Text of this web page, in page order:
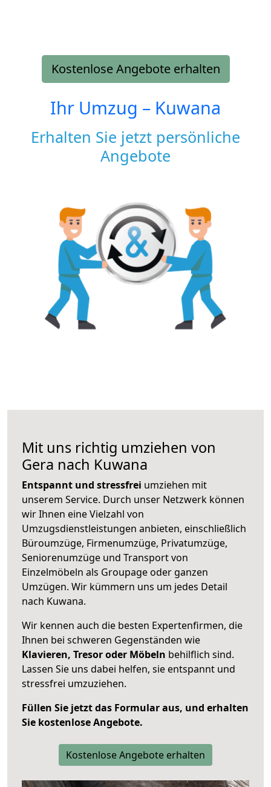
Kostenlose Angebote erhalten
Ihr Umzug – Kuwana
Erhalten Sie jetzt persönliche
Angebote
Mit uns richtig umziehen von
Gera nach Kuwana
Entspannt und stressfrei umziehen mit
unserem Service. Durch unser Netzwerk können
wir Ihnen eine Vielzahl von
Umzugsdienstleistungen anbieten, einschließlich
Büroumzüge, Firmenumzüge, Privatumzüge,
Seniorenumzüge und Transport von
Einzelmöbeln als Groupage oder ganzen
Umzügen. Wir kümmern uns um jedes Detail
nach Kuwana.
Wir kennen auch die besten Expertenfirmen, die
Ihnen bei schweren Gegenständen wie
Klavieren, Tresor oder Möbeln behilflich sind.
Lassen Sie uns dabei helfen, sie entspannt und
stressfrei umzuziehen.
Füllen Sie jetzt das Formular aus, und erhalten
Sie kostenlose Angebote.
Kostenlose Angebote erhalten